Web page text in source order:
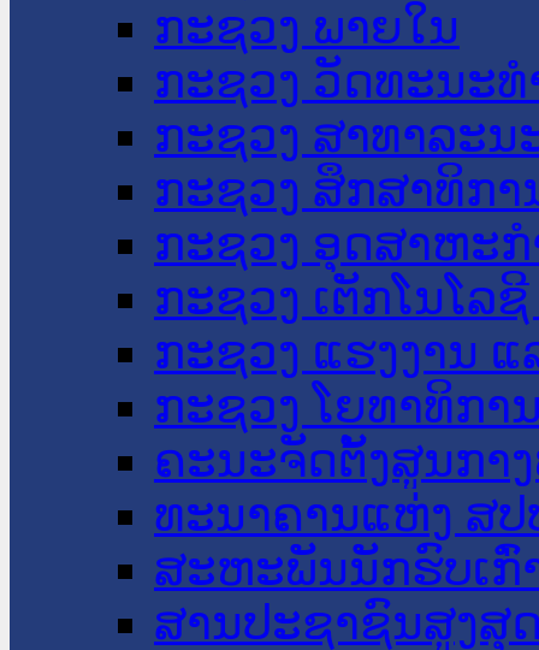
ກະຊວງ ພາຍໃນ
ກະຊວງ ວັດທະນະ
ກະຊວງ ສາທາລະນ
ກະຊວງ ສຶກສາທິກາ
ກະຊວງ ອຸດສາຫະ
ກະຊວງ ເຕັກໂນໂລ
ກະຊວງ ແຮງງານ
ກະຊວງ ໂຍທາທິກາ
ຄະນະຈັດຕັ້ງສູນກາ
ທະນາຄານແຫ່ງ ສປ
ສະຫະພັນນັກຮົບເກົ່
ສານປະຊາຊົນສູງສຸ